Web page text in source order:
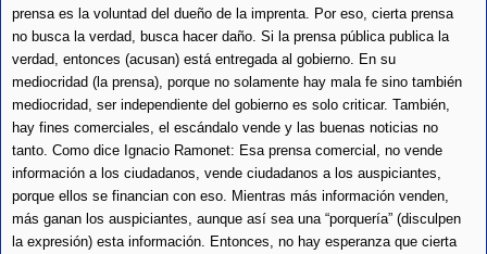
prensa es la voluntad del dueño de la imprenta. Por eso, cierta prensa
no busca la verdad, busca hacer daño. Si la prensa pública publica la
verdad, entonces (acusan) está entregada al gobierno. En su
mediocridad (la prensa), porque no solamente hay mala fe sino también
mediocridad, ser independiente del gobierno es solo criticar. También,
hay fines comerciales, el escándalo vende y las buenas noticias no
tanto. Como dice Ignacio Ramonet: Esa prensa comercial, no vende
información a los ciudadanos, vende ciudadanos a los auspiciantes,
porque ellos se financian con eso. Mientras más información venden,
más ganan los auspiciantes, aunque así sea una “porquería” (disculpen
la expresión) esta información. Entonces, no hay esperanza que cierta